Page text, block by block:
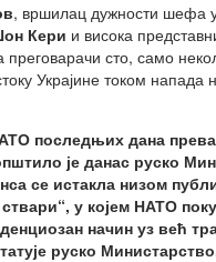
, вршилац дужности шефа
Кери и висока
преговарачи сто, само
Украјине током напада
последњих дана
је данас руско
се истакла низом
у којем НАТО
начин уз већ
руско